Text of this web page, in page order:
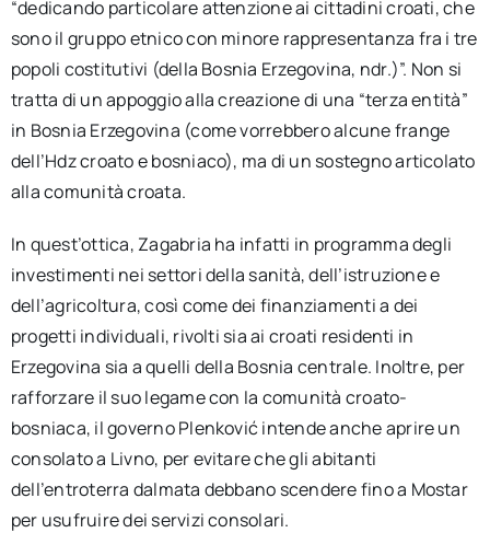
“dedicando particolare attenzione ai cittadini croati, che
sono il gruppo etnico con minore rappresentanza fra i tre
popoli costitutivi (della Bosnia Erzegovina, ndr.)”. Non si
tratta di un appoggio alla creazione di una “terza entità”
in Bosnia Erzegovina (come vorrebbero alcune frange
dell’Hdz croato e bosniaco), ma di un sostegno articolato
alla comunità croata.
In quest’ottica, Zagabria ha infatti in programma degli
investimenti nei settori della sanità, dell’istruzione e
dell’agricoltura, così come dei finanziamenti a dei
progetti individuali, rivolti sia ai croati residenti in
Erzegovina sia a quelli della Bosnia centrale. Inoltre, per
rafforzare il suo legame con la comunità croato-
bosniaca, il governo Plenković intende anche aprire un
consolato a Livno, per evitare che gli abitanti
dell’entroterra dalmata debbano scendere fino a Mostar
per usufruire dei servizi consolari.